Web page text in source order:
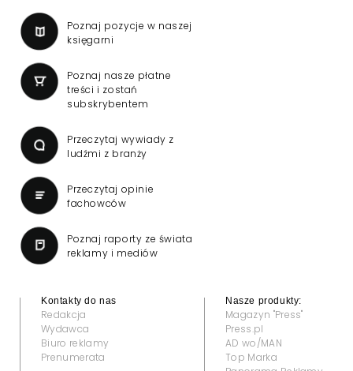
Poznaj pozycje w naszej
księgarni
Poznaj nasze płatne
treści i zostań
subskrybentem
Przeczytaj wywiady z
ludźmi z branży
Przeczytaj opinie
fachowców
Poznaj raporty ze świata
reklamy i mediów
Kontakty do nas
Redakcja
Wydawca
Biuro reklamy
Prenumerata
Nasze produkty:
Magazyn "Press"
Press.pl
AD wo/MAN
Top Marka